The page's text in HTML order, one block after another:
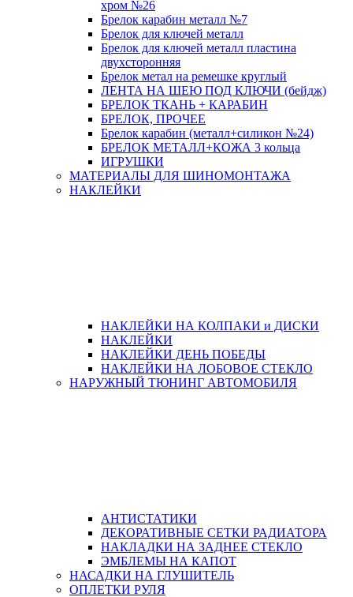
хром №26
Брелок карабин металл №7
Брелок для ключей металл
Брелок для ключей металл пластина
двухсторонняя
Брелок метал на ремешке круглый
ЛЕНТА НА ШЕЮ ПОД КЛЮЧИ (бейдж)
БРЕЛОК ТКАНЬ + КАРАБИН
БРЕЛОК, ПРОЧЕЕ
Брелок карабин (металл+силикон №24)
БРЕЛОК МЕТАЛЛ+КОЖА 3 кольца
ИГРУШКИ
МАТЕРИАЛЫ ДЛЯ ШИНОМОНТАЖА
НАКЛЕЙКИ
НАКЛЕЙКИ НА КОЛПАКИ и ДИСКИ
НАКЛЕЙКИ
НАКЛЕЙКИ ДЕНЬ ПОБЕДЫ
НАКЛЕЙКИ НА ЛОБОВОЕ СТЕКЛО
НАРУЖНЫЙ ТЮНИНГ АВТОМОБИЛЯ
АНТИСТАТИКИ
ДЕКОРАТИВНЫЕ СЕТКИ РАДИАТОРА
НАКЛАДКИ НА ЗАДНЕЕ СТЕКЛО
ЭМБЛЕМЫ НА КАПОТ
НАСАДКИ НА ГЛУШИТЕЛЬ
ОПЛЕТКИ РУЛЯ